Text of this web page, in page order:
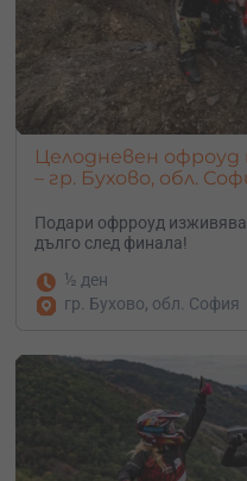
Целодневен
– гр. Бухово, обл.
Подари офрроуд
дълго след финала!
½ ден
гр. Бухово, обл. София